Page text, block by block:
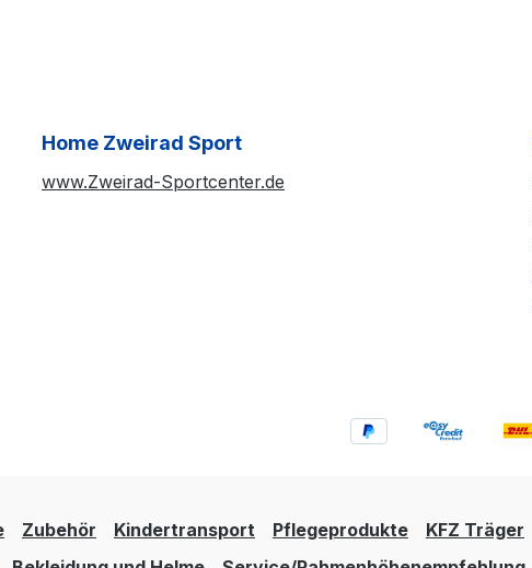
Home Zweirad Sport
www.Zweirad-Sportcenter.de
Zubehör Kindertransport Pflegeprodukte KFZ Träger